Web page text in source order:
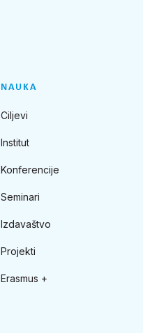
NAUKA
Ciljevi
Institut
Konferencije
Seminari
Izdavaštvo
Projekti
Erasmus +